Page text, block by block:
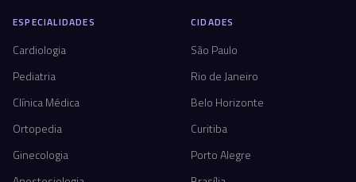
ESPECIALIDADES
Cardiologia
Pediatria
Clínica Médica
Ortopedia
Ginecologia
CIDADES
São Paulo
Rio de Janeiro
Belo Horizonte
Curitiba
Porto Alegre